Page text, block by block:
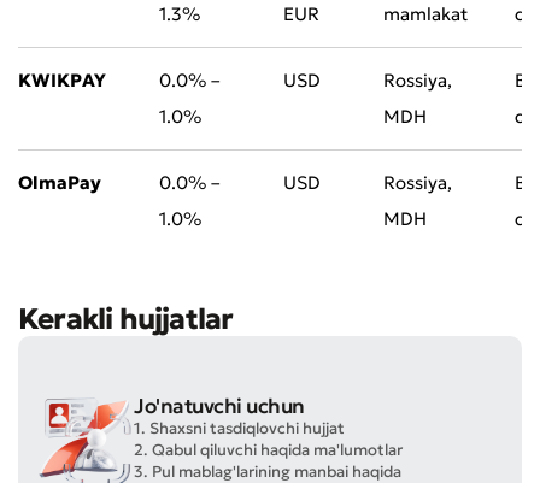
1.3%
EUR
mamlakat
KWIKPAY
0.0% –
1.0%
USD
Rossiya,
MDH
OlmaPay
0.0% –
1.0%
USD
Rossiya,
MDH
Kerakli hujjatlar
Jo'natuvchi uchun
1. Shaxsni tasdiqlovchi hujjat
2. Qabul qiluvchi haqida ma'lumotlar
3. Pul mablag'larining manbai haqida